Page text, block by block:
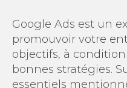
Google Ads est un
promouvoir votre
objectifs, à
bonnes stratégies.
essentiels